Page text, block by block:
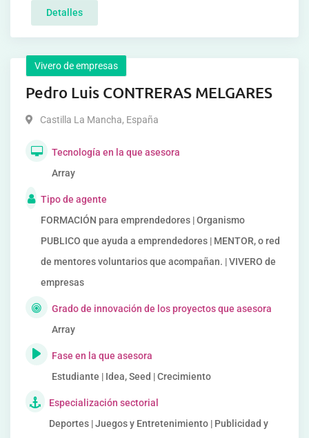
Detalles
Vivero de empresas
Pedro Luis CONTRERAS MELGARES
Castilla La Mancha, España
Tecnología en la que asesora
Array
Tipo de agente
FORMACIÓN para emprendedores | Organismo
PUBLICO que ayuda a emprendedores | MENTOR, o red
de mentores voluntarios que acompañan. | VIVERO de
empresas
Grado de innovación de los proyectos que asesora
Array
Fase en la que asesora
Estudiante | Idea, Seed | Crecimiento
Especialización sectorial
Deportes | Juegos y Entretenimiento | Publicidad y